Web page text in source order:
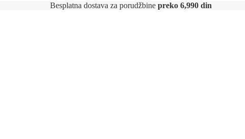
Besplatna dostava za porudžbine preko 6,990 din